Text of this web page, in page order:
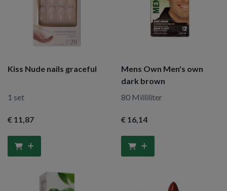
Kiss Nude nails graceful
1 set
€ 11,87
Mens Own Men's own
dark brown
80 Milliliter
€ 16,14